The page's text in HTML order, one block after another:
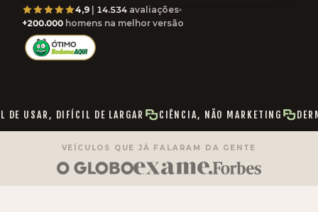
4,9 14.534 avaliações
+200.000 homens na melhor versão
DIFÍCIL DE LARGAR CIÊNCIA, NÃO MARKETING
VEÍCULOS QUE JÁ FALARAM DA GENTE